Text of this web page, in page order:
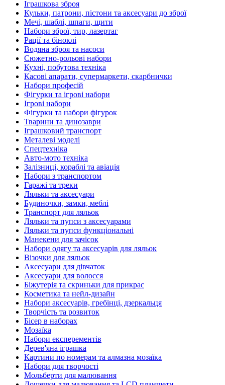
Іграшкова зброя
Кульки, патрони, пістони та аксесуари до зброї
Мечі, шаблі, шпаги, щити
Набори зброї, тир, лазертаг
Рації та біноклі
Водяна зброя та насоси
Сюжетно-рольові набори
Кухні, побутова техніка
Касові апарати, супермаркети, скарбнички
Набори професій
Фігурки та ігрові набори
Ігрові набори
Фігурки та набори фігурок
Тварини та динозаври
Іграшковий транспорт
Металеві моделі
Спецтехніка
Авто-мото техніка
Залізниці, кораблі та авіація
Набори з транспортом
Гаражі та треки
Ляльки та аксесуари
Будиночки, замки, меблі
Транспорт для ляльок
Ляльки та пупси з аксесуарами
Ляльки та пупси функціональні
Манекени для зачісок
Набори одягу та аксесуарів для ляльок
Візочки для ляльок
Аксесуари для дівчаток
Аксесуари для волосся
Біжутерія та скриньки для прикрас
Косметика та нейл-дизайн
Набори аксесуарів, гребінці, дзеркальця
Творчість та розвиток
Бісер в наборах
Мозаїка
Набори експерементів
Дерев'яна іграшка
Картини по номерам та алмазна мозаїка
Набори для творчості
Мольберти для малювання